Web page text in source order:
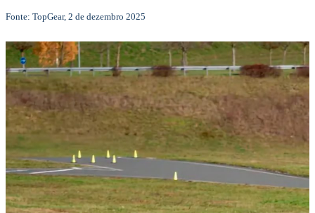
Fonte: TopGear, 2 de dezembro 2025